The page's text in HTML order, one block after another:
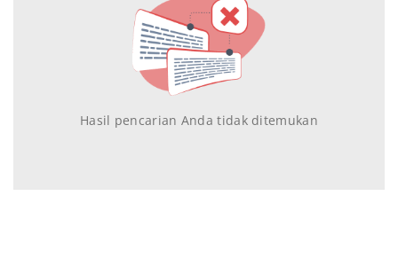
Hasil pencarian Anda tidak ditemukan